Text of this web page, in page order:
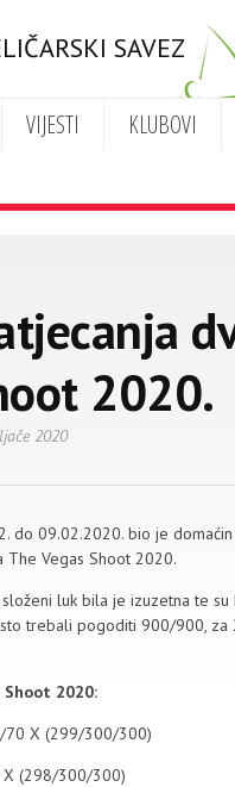
SAVEZ
VIJESTI KLUBOVI
2020.
2020
do 09.02.2020. bio je
The Vegas Shoot 2020.
luk bila je izuzetna te
trebali pogoditi 900/900, za
Shoot 2020:
70 X (299/300/300)
(298/300/300)